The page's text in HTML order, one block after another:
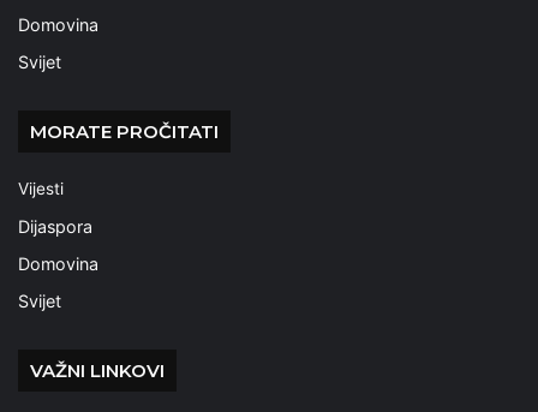
Domovina
Svijet
MORATE PROČITATI
Vijesti
Dijaspora
Domovina
Svijet
VAŽNI LINKOVI